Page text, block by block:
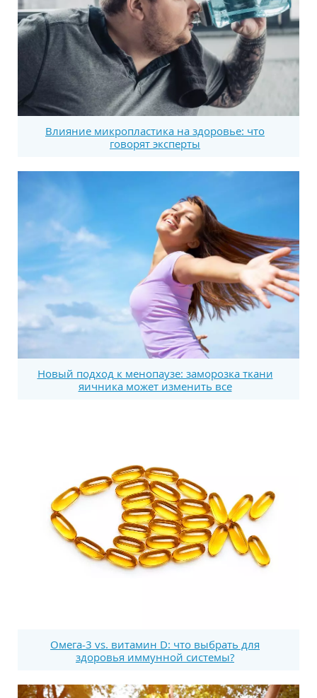
Влияние микропластика на здоровье: что
говорят эксперты
Новый подход к менопаузе: заморозка ткани
яичника может изменить все
Омега-3 vs. витамин D: что выбрать для
здоровья иммунной системы?